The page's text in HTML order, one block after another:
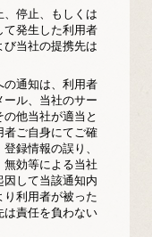
停止、もしくは
て発生した利用者
当社の提携先は
通知は、利用者
ル、当社のサー
他当社が適当と
ご自身にてご確
録情報の誤り、
効等による当社
して当該通知内
利用者が被った
責任を負わない